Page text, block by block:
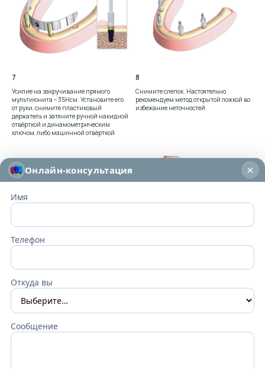
7
Усилие на закручивание прямого
мультиюнита – 35Нсм. Установите его
от руки, снимите пластиковый
держатель и затяните ручной накидной
отвёрткой и динамометрическим
ключом, либо машинной отвёрткой
8
Снимите слепок. Настоятельно
рекомендуем метод открытой ложкой во
избежание неточностей
Зафиксируйте заживляющие колпачки с
Онлайн-консультация ×
Имя
Телефон
Откуда вы
Сообщение